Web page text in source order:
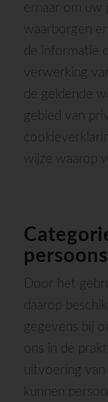
ernaar om uw
waarborgen
de informatie
verwerking
de geldende
gebied van
wijze waarop
Door het
daarop
gegevens bij
ons in de
uitvoering van
kunnen